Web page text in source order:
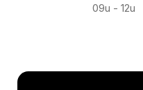
09u - 12u